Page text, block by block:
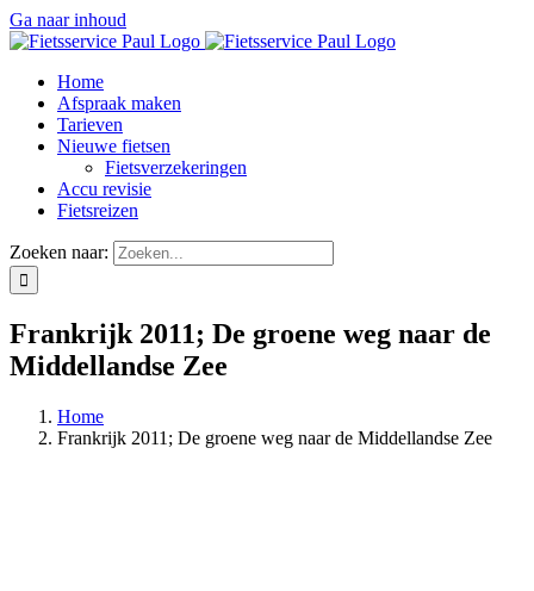
Ga naar inhoud
Home
Afspraak maken
Tarieven
Nieuwe fietsen
Fietsverzekeringen
Accu revisie
Fietsreizen
Zoeken naar:
Frankrijk 2011; De groene weg naar de
Middellandse Zee
Home
Frankrijk 2011; De groene weg naar de Middellandse Zee